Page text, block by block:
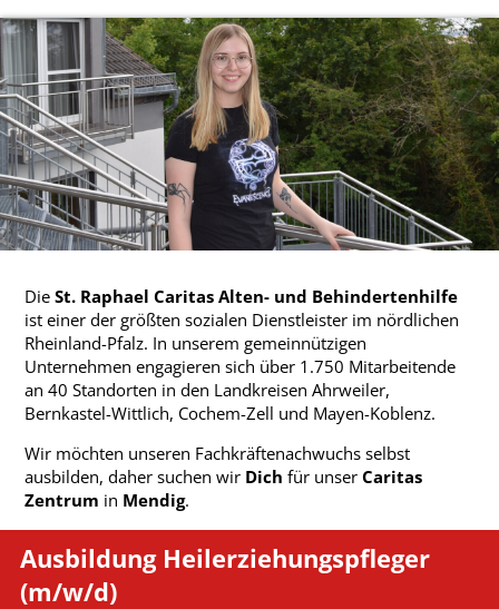
DieSt. Raphael Caritas Alten- und Behindertenhilfe
ist einer der größten sozialen Dienstleister im nördlichen
Rheinland-Pfalz. In unserem gemeinnützigen
Unternehmen engagieren sich über 1.750 Mitarbeitende
an 40 Standorten in den Landkreisen Ahrweiler,
Bernkastel-Wittlich, Cochem-Zell und Mayen-Koblenz.
Wir möchten unseren Fachkräftenachwuchs selbst
ausbilden, daher suchen wir Dich für unserCaritas
Zentrum in Mendig.
Ausbildung Heilerziehungspfleger
(m/w/d)